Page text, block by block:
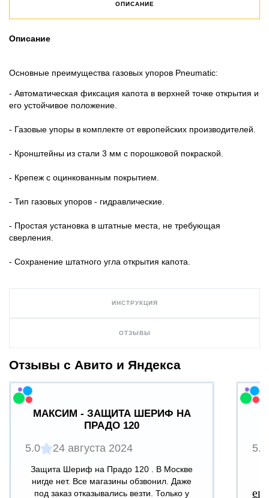
ОПИСАНИЕ
Описание
Основные преимущества газовых упоров Pneumatic:
- Автоматическая фиксация капота в верхней точке открытия и
его устойчивое положение.
- Газовые упоры в комплекте от европейских производителей.
- Кронштейны из стали 3 мм с порошковой покраской.
- Крепеж с оцинкованным покрытием.
- Тип газовых упоров - гидравлические.
- Простая установка в штатные места, не требующая
сверления.
- Сохранение штатного угла открытия капота.
ИНСТРУКЦИЯ
ОТЗЫВЫ
Отзывы с Авито и Яндекса
МАКСИМ - ЗАЩИТА ШЕРИФ НА
ПРАДО 120
5.0 24 августа 2024
Защита Шериф на Прадо 120 . В Москве
нигде нет. Все магазины обзвонил. Даже
под заказ отказывались везти. Только у
5.0